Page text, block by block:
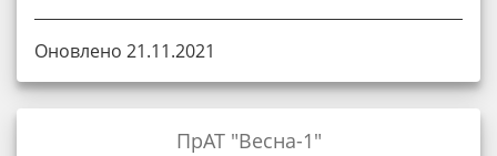
Оновлено 21.11.2021
ПрАТ "Весна-1"